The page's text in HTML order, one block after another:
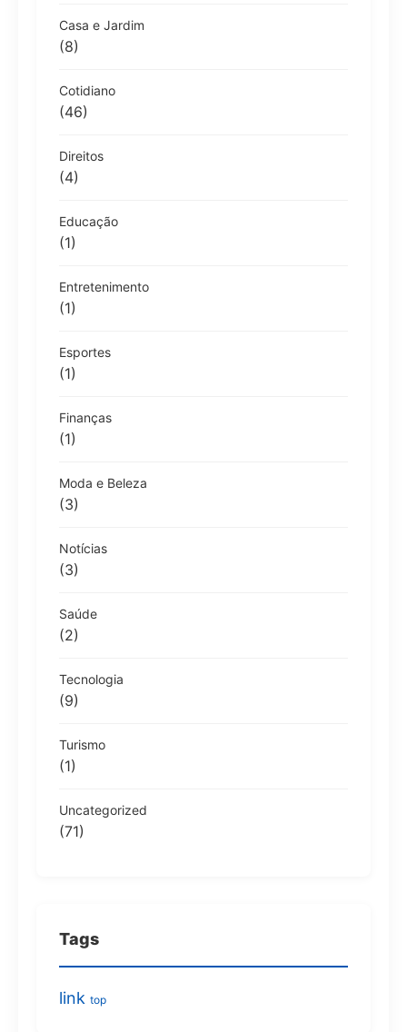
Casa e Jardim
(8)
Cotidiano
(46)
Direitos
(4)
Educação
(1)
Entretenimento
(1)
Esportes
(1)
Finanças
(1)
Moda e Beleza
(3)
Notícias
(3)
Saúde
(2)
Tecnologia
(9)
Turismo
(1)
Uncategorized
(71)
Tags
link top